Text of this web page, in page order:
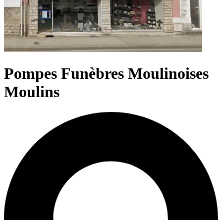
Pompes Funèbres Moulinoises
Moulins